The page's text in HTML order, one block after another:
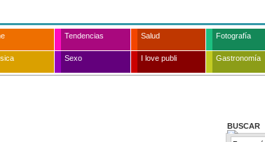
Tendencias Salud Fotografía
Sexo I love publi Gastronomía
BUSCAR